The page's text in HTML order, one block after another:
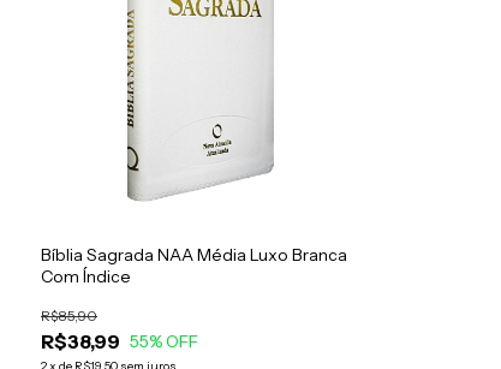
Bíblia Sagrada NAA Média Luxo Branca
Com Índice
R$38,99
R$85,90
55% OFF